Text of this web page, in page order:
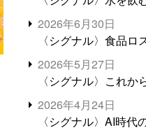
2026年6月30日
〈シグナル〉食品ロ
2026年5月27日
〈シグナル〉これ
2026年4月24日
〈シグナル〉AI時代